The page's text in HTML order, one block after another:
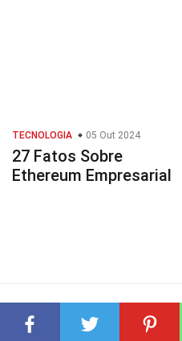
TECNOLOGIA 05 Out 2024
27 Fatos Sobre
Ethereum Empresarial